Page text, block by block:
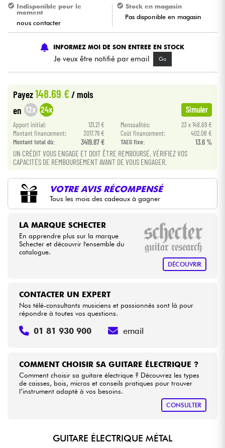
Violons & Quatuor
Eveil Musical
Câbles & Access.
Packs
Voir nos marques
Indisponible pour le
moment
nous contacter
Stock en magasin
Pas disponible en magasin
INFORMEZ MOI DE SON ENTREE EN STOCK
Je veux être notifié par email Go
Payez148.69 €/ mois
en 12x 24x Simuler
Apport initial: 131.21 € Mensualités:
23 x 148.69 €
Montant financement:
3017.79 € Coût financement:
402.08 €
Montant total dù:
3419.87 € TAEG fixe: 13.6 %
UN CRÉDIT VOUS ENGAGE ET DOIT ÊTRE REMBOURSÉ. VÉRIFIEZ VOS
CAPACITÉS DE REMBOURSEMENT AVANT DE VOUS ENGAGER.
VOTRE AVIS RÉCOMPENSÉ
Tous les mois des cadeaux à gagner
LA MARQUE SCHECTER
En apprendre plus sur la marque
Schecter et découvrir l'ensemble du
catalogue.
DÉCOUVRIR
COMMENT CHOISIR SA GUITARE ÉLECTRIQUE ?
Comment choisir sa guitare électrique ? Découvrez les types
de caisses, bois, micros et conseils pratiques pour trouver
l’instrument adapté à vos besoins.
CONSULTER
CONTACTER UN EXPERT
Nos télé-consultants musiciens et passionnés sont là pour
répondre à toutes vos questions.
01 81 930 900 email
GUITARE ÉLECTRIQUE MÉTAL